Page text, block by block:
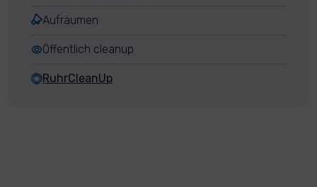
Aufräumen
Öffentlich cleanup
RuhrCleanUp